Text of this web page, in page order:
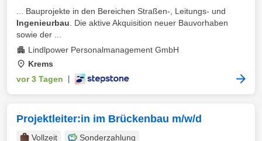
... Bauprojekte in den Bereichen Straßen-, Leitungs- und
Ingenieurbau . Die aktive Akquisition neuer Bauvorhaben
sowie der ...
Lindlpower Personalmanagement GmbH
Krems
vor 3 Tagen
Projektleiter:in im Brückenbau m/w/d
Vollzeit
Sonderzahlung